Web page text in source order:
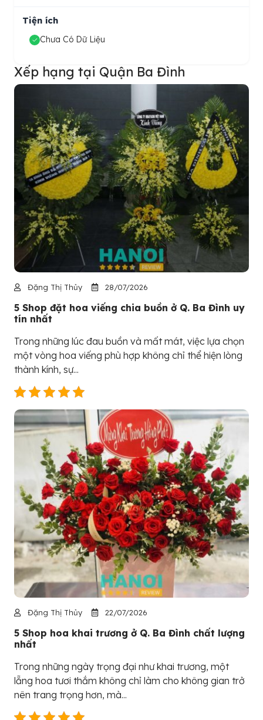
Tiện ích
Chưa Có Dữ Liệu
Xếp hạng tại Quận Ba Đình
Đặng Thị Thủy 28/07/2026
5 Shop đặt hoa viếng chia buồn ở Q. Ba Đình uy
tín nhất
Trong những lúc đau buồn và mất mát, việc lựa chọn
một vòng hoa viếng phù hợp không chỉ thể hiện lòng
thành kính, sự...
Đặng Thị Thủy 22/07/2026
5 Shop hoa khai trương ở Q. Ba Đình chất lượng
nhất
Trong những ngày trọng đại như khai trương, một
lẵng hoa tươi thắm không chỉ làm cho không gian trở
nên trang trọng hơn, mà...